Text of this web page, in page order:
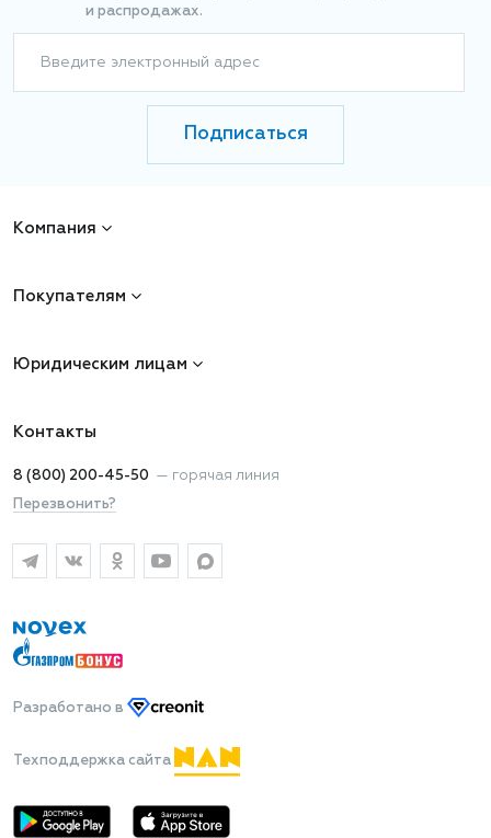
и распродажах.
Введите электронный адрес
Подписаться
Компания
Покупателям
Юридическим лицам
Контакты
8 (800) 200-45-50 — горячая линия
Перезвонить?
Разработано в
Техподдержка сайта